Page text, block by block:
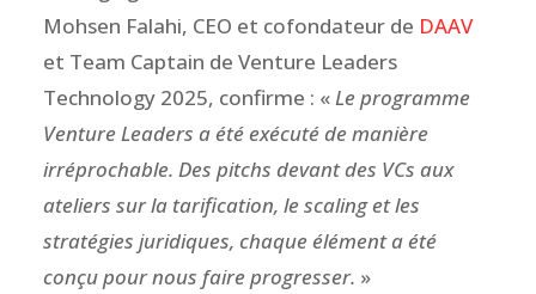
Mohsen Falahi, CEO et cofondateur de DAAV
et Team Captain de Venture Leaders
Technology 2025, confirme : «Le programme
Venture Leaders a été exécuté de manière
irréprochable. Des pitchs devant des VCs aux
ateliers sur la tarification, le scaling et les
stratégies juridiques, chaque élément a été
conçu pour nous faire progresser. »